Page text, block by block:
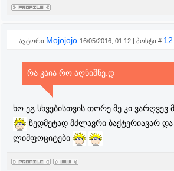
ავტორი Mojojojo 16/05/2016, 01:12 | პოსტი # 12
რა კაია რო აღნიშნე:დ
ხო ეგ სხვებისთვის თორე მე კი ვარღვევ
ზედმეტად მძლავრი ბაქტერიავარ და
ლიმფოციტები